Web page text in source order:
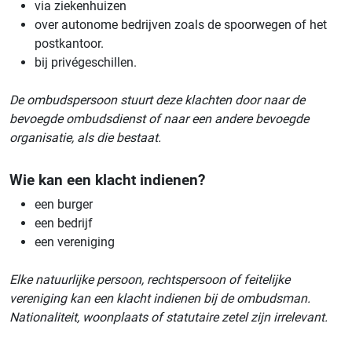
via ziekenhuizen
over autonome bedrijven zoals de spoorwegen of het
postkantoor.
bij privégeschillen.
De ombudspersoon stuurt deze klachten door naar de
bevoegde ombudsdienst of naar een andere bevoegde
organisatie, als die bestaat.
Wie kan een klacht indienen?
een burger
een bedrijf
een vereniging
Elke natuurlijke persoon, rechtspersoon of feitelijke
vereniging kan een klacht indienen bij de ombudsman.
Nationaliteit, woonplaats of statutaire zetel zijn irrelevant.